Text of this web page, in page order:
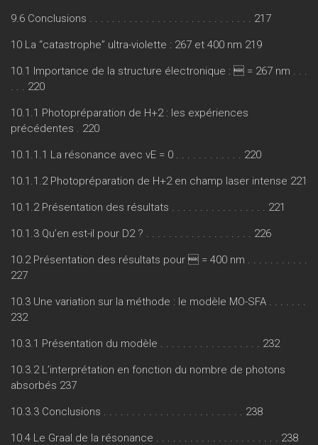
9.6 Conclusions . . . . . . . . . . . . . . . . . . . . . . . . . . . . . 217
10 La “catastrophe” ultra-violette : 267 et 400 nm 219
10.1 Importance de la structure électronique :  = 267 nm . . .
. . . 220
10.1.1 Photopréparation de H+2 : les expériences
précédentes . 220
10.1.1.1 La résonance avec vE = 0 . . . . . . . . . . . . 220
10.1.1.2 Photopréparation de H+2 en champ laser intense 221
10.1.2 Présentation des résultats . . . . . . . . . . . . . . . . . 221
10.1.3 Qu’en est-il pour D2 ? . . . . . . . . . . . . . . . . . . . 226
10.2 Présentation des résultats pour  = 400 nm . . . . . . . . . . .
227
10.3 Une variation sur la méthode : le modèle MO-SFA . . . . . . .
232
10.3.1 Présentation du modèle . . . . . . . . . . . . . . . . . . 232
10.3.2 L’interprétation en fonction du nombre de photons
absorbés 237
10.3.3 Conclusions . . . . . . . . . . . . . . . . . . . . . . . . . 238
10.4 Le Graal de la résonance . . . . . . . . . . . . . . . . . . . . . . 238